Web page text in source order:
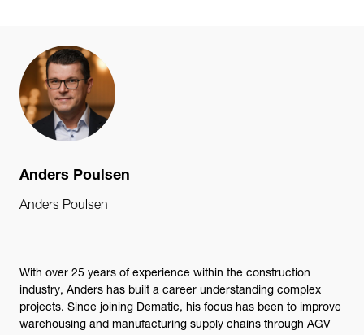
Anders Poulsen
Anders Poulsen
With over 25 years of experience within the construction
industry, Anders has built a career understanding complex
projects. Since joining Dematic, his focus has been to improve
warehousing and manufacturing supply chains through AGV